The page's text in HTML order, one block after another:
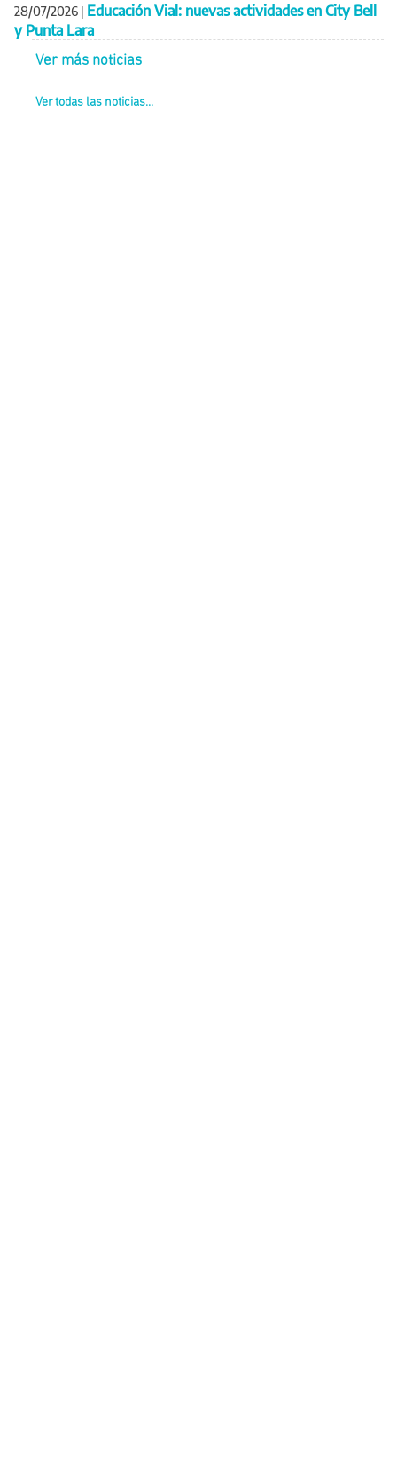
28/07/2026 | Educación Vial: nuevas actividades en City Bell
y Punta Lara
Ver más noticias
Ver todas las noticias...